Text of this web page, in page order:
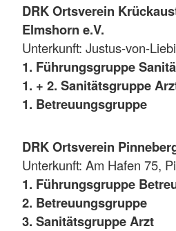
DRK Ortsverein
Elmshorn e.V.
Unterkunft: Justus-von-
1. Führungsgruppe
1. + 2. Sanitätsgruppe
1. Betreuungsgruppe
DRK Ortsverein
Unterkunft: Am Hafen 75,
1. Führungsgruppe
2. Betreuungsgruppe
3. Sanitätsgruppe Arzt